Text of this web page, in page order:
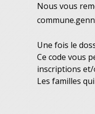
Nous vous
Une fois le
Ce code vous
inscriptions et/
Les familles